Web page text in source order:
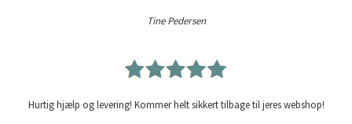
Tine Pedersen
Hurtig hjælp og levering! Kommer helt sikkert tilbage til jeres webshop!